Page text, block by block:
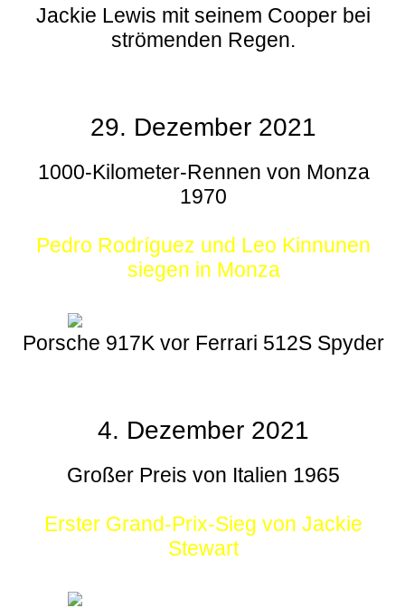
Jackie Lewis mit seinem Cooper bei
strömenden Regen.
29. Dezember 2021
1000-Kilometer-Rennen von Monza
1970
Pedro Rodríguez und Leo Kinnunen
siegen in Monza
Porsche 917K vor Ferrari 512S Spyder
4. Dezember 2021
Großer Preis von Italien 1965
Erster Grand-Prix-Sieg von Jackie
Stewart